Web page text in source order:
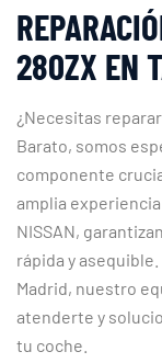
280ZX EN
¿Necesitas
Barato, somos
componente
amplia
NISSAN,
rápida y
Madrid, nuestro
atenderte y
tu coche.